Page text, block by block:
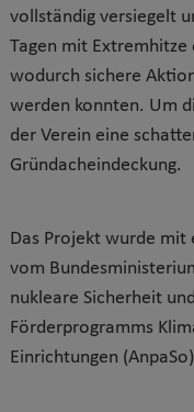
vollständig versiegelt
Tagen mit Extremhitze
wodurch sichere
werden konnten. Um
der Verein eine
Gründacheindeckung.
Das Projekt wurde mit
vom
nukleare Sicherheit
Förderprogramms
Einrichtungen